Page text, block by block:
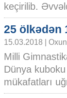
keçirilib.
25 ölkədən
15.03.2018 |
Milli
Dünya
mükafatları